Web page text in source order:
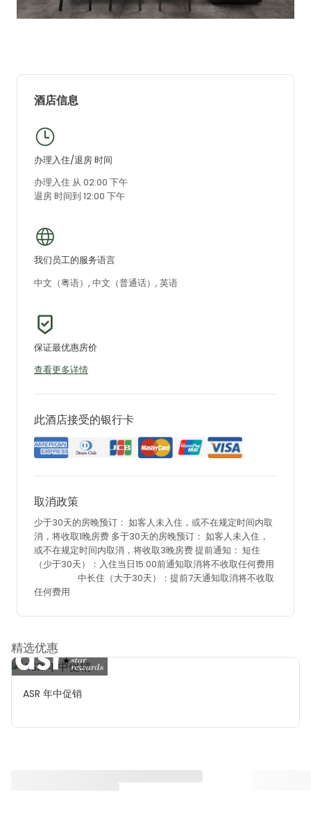
酒店信息
办理入住/退房 时间
办理入住 从 02:00 下午
退房 时间到 12:00 下午
我们员工的服务语言
中文（粤语）, 中文（普通话）, 英语
保证最优惠房价
查看更多详情
此酒店接受的银行卡
取消政策
少于30天的房晚预订： 如客人未入住，或不在规定时间内取
消，将收取1晚房费 多于30天的房晚预订： 如客人未入住，
或不在规定时间内取消，将收取3晚房费提前通知： 短住
（少于30天）：入住当日15:00前通知取消将不收取任何费用
中长住（大于30天）：提前7天通知取消将不收取
任何费用
精选优惠
ASR 年中促销